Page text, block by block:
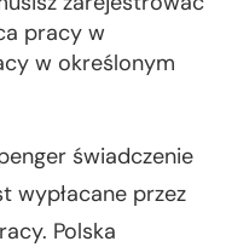
pracy w
w określonym
świadczenie
wypłacane przez
Polska